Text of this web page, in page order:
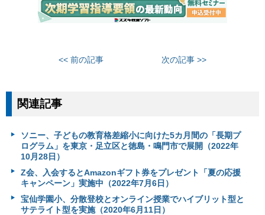
<< 前の記事 次の記事 >>
関連記事
ソニー、子どもの教育格差縮小に向けた5カ月間の「長期プ
ログラム」を東京・足立区と徳島・鳴門市で展開（2022年
10月28日）
Z会、入会するとAmazonギフト券をプレゼント「夏の応援
キャンペーン」実施中（2022年7月6日）
宝仙学園小、分散登校とオンライン授業でハイブリット型と
サテライト型を実施（2020年6月11日）